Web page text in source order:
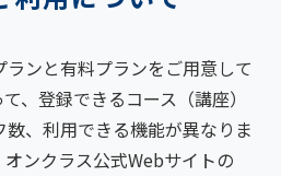
ンと有料プランをご用意して
、登録できるコース（講座）
、利用できる機能が異なりま
ンクラス公式Webサイトの